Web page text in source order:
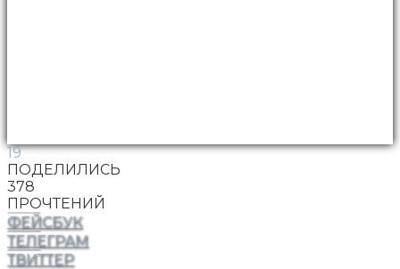
19
ПОДЕЛИЛИСЬ
378
ПРОЧТЕНИЙ
ФЕЙСБУК
ТЕЛЕГРАМ
ТВИТТЕР